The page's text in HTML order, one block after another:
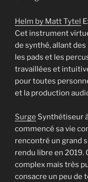
Helm by Matt Tytel
Cet instrument
de synthé, allant des
les pads et les
travaillées et
pour toutes
et la production
Surge Synthétiseur
commencé sa vie
rencontré un grand
rendu libre en 2019.
complex mais très
consacre un peu de